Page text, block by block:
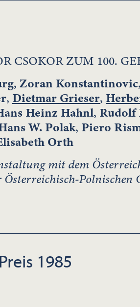
CSOKOR ZUM 100.
, Zoran Konstantinovic,
, Dietmar Grieser,
Heinz Hahnl, Rudolf
W. Polak, Piero
Orth
mit dem
Polnischen
1985